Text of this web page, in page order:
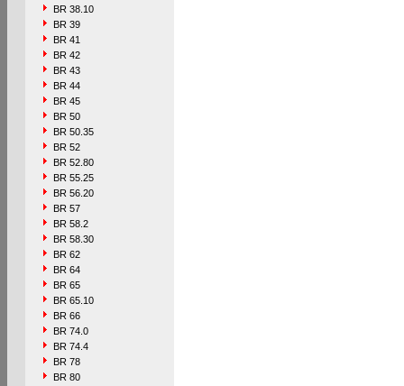
BR 38.10
BR 39
BR 41
BR 42
BR 43
BR 44
BR 45
BR 50
BR 50.35
BR 52
BR 52.80
BR 55.25
BR 56.20
BR 57
BR 58.2
BR 58.30
BR 62
BR 64
BR 65
BR 65.10
BR 66
BR 74.0
BR 74.4
BR 78
BR 80